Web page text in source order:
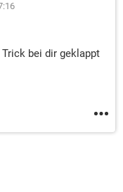
bei dir geklappt